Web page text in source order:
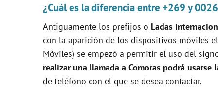
d
e
¿Cuál es la diferencia entre +269 y
Antiguamente los prefijos o Ladas
con la aparición de los dispositivos móviles
Móviles) se empezó a permitir el uso del
realizar una llamada a Comoras podrá
de teléfono con el que se desea contactar.